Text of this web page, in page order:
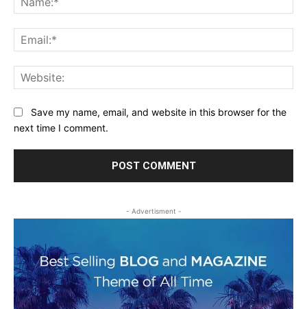
Save my name, email, and website in this browser for the
next time I comment.
- Advertisment -